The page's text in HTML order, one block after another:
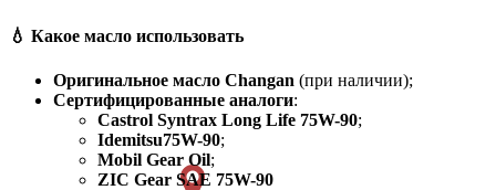
💧 Какое масло использовать
Оригинальное масло Changan (при наличии);
Сертифицированные аналоги:
Castrol Syntrax Long Life 75W-90;
Idemitsu75W-90;
Mobil Gear Oil;
ZIC Gear SAE 75W-90